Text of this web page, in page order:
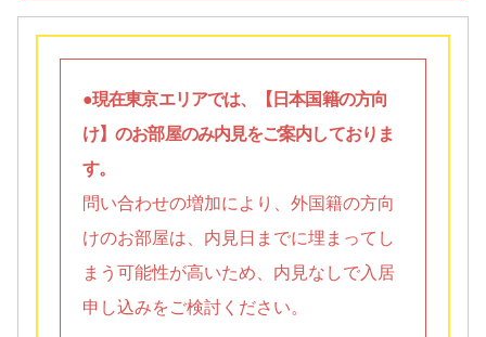
●現在東京エリアでは、【日本国籍の方向
け】のお部屋のみ内見をご案内しておりま
す。
問い合わせの増加により、外国籍の方向
けのお部屋は、内見日までに埋まってし
まう可能性が高いため、内見なしで入居
申し込みをご検討ください。